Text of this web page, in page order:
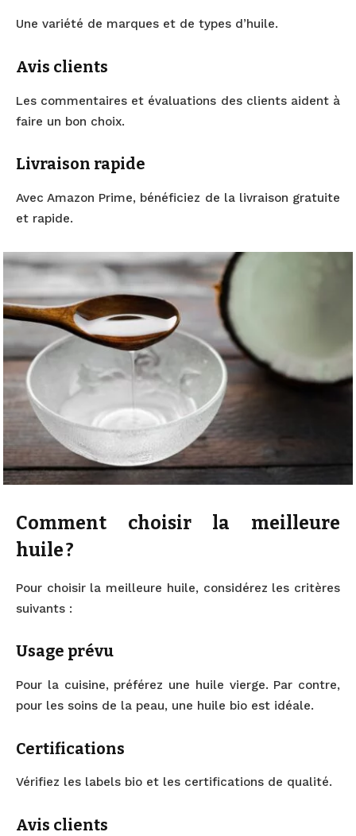
Une variété de marques et de types d’huile.
Avis clients
Les commentaires et évaluations des clients aident à
faire un bon choix.
Livraison rapide
Avec Amazon Prime, bénéficiez de la livraison gratuite
et rapide.
Comment choisir la meilleure
huile ?
Pour choisir la meilleure huile, considérez les critères
suivants :
Usage prévu
Pour la cuisine, préférez une huile vierge. Par contre,
pour les soins de la peau, une huile bio est idéale.
Certifications
Vérifiez les labels bio et les certifications de qualité.
Avis clients